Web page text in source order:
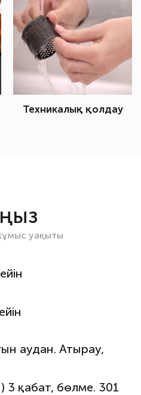
Техникалық қолдау
уақыты
аудан. Атырау,
3 қабат, бөлме. 301